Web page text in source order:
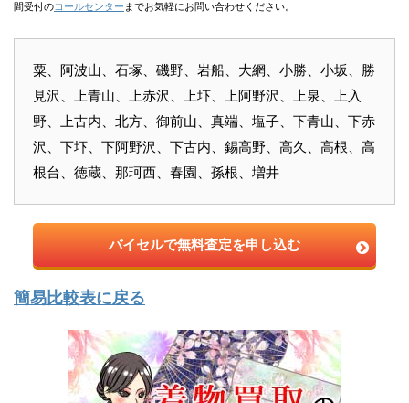
間受付のコールセンター までお気軽にお問い合わせください。
粟、阿波山、石塚、磯野、岩船、大網、小勝、小坂、勝
見沢、上青山、上赤沢、上圷、上阿野沢、上泉、上入
野、上古内、北方、御前山、真端、塩子、下青山、下赤
沢、下圷、下阿野沢、下古内、錫高野、高久、高根、高
根台、徳蔵、那珂西、春園、孫根、増井
バイセルで無料査定を申し込む
簡易比較表に戻る